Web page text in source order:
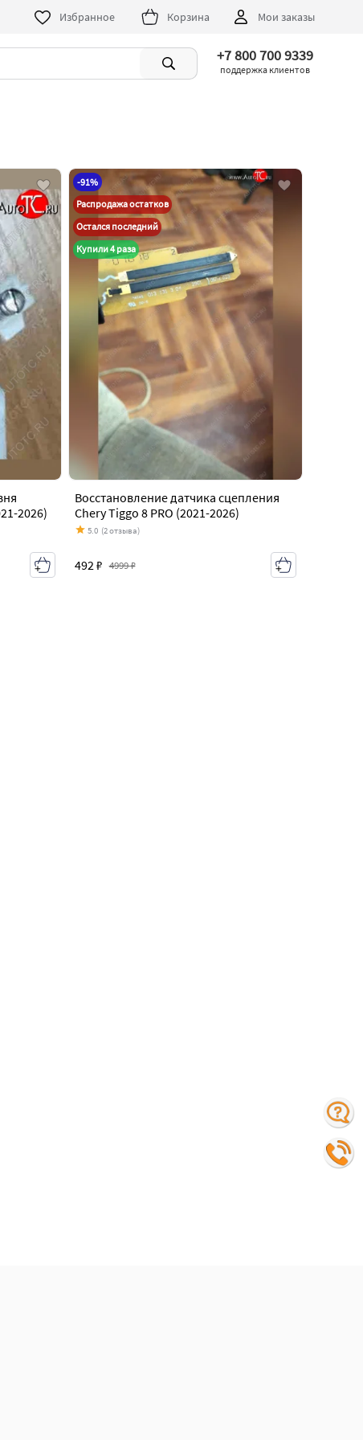
Избранное Корзина Мои заказы
+7 800 700 9339
поддержка клиентов
2026)
-91%
Распродажа остатков
Остался последний
Купили 4 раза
Восстановление датчика сцепления
Chery Tiggo 8 PRO (2021-2026)
5.0 (2 отзыва)
492 ₽ 4999 ₽